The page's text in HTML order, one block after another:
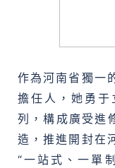
作為河南省獨一
擔任人，她勇
列，構成廣受進
造，推進開封在
“一站式、一單